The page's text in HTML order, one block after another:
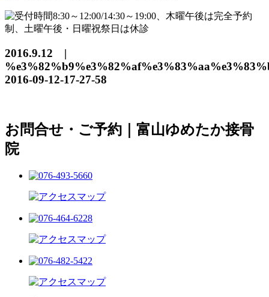
2016.9.12 |
2016-09-12-17-27-58
お問合せ・ご予約｜富山ゆめたか接骨
院